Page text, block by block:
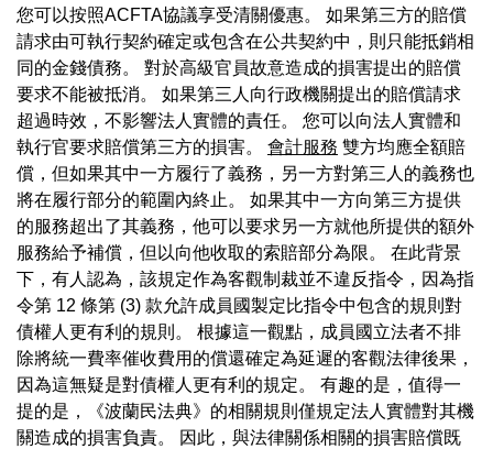
您可以按照ACFTA協議享受清關優惠。 如果第三方的賠償
請求由可執行契約確定或包含在公共契約中，則只能抵銷相
同的金錢債務。 對於高級官員故意造成的損害提出的賠償
要求不能被抵消。 如果第三人向行政機關提出的賠償請求
超過時效，不影響法人實體的責任。 您可以向法人實體和
執行官要求賠償第三方的損害。 會計服務 雙方均應全額賠
償，但如果其中一方履行了義務，另一方對第三人的義務也
將在履行部分的範圍內終止。 如果其中一方向第三方提供
的服務超出了其義務，他可以要求另一方就他所提供的額外
服務給予補償，但以向他收取的索賠部分為限。 在此背景
下，有人認為，該規定作為客觀制裁並不違反指令，因為指
令第 12 條第 (3) 款允許成員國製定比指令中包含的規則對
債權人更有利的規則。 根據這一觀點，成員國立法者不排
除將統一費率催收費用的償還確定為延遲的客觀法律後果，
因為這無疑是對債權人更有利的規定。 有趣的是，值得一
提的是，《波蘭民法典》的相關規則僅規定法人實體對其機
關造成的損害負責。 因此，與法律關係相關的損害賠償既